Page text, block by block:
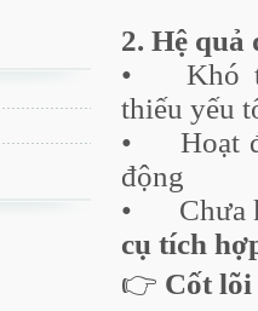
2. Hệ
•
Khó
thiếu yếu
•
Hoạt
động
•
Chưa
cụ tích
👉 Cốt lõi